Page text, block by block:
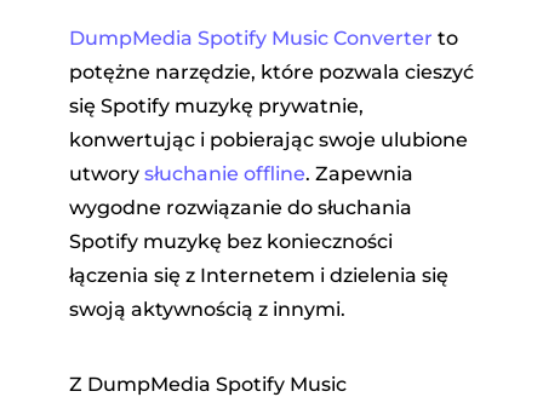
DumpMedia Spotify Music Converter to
potężne narzędzie, które pozwala cieszyć
się Spotify muzykę prywatnie,
konwertując i pobierając swoje ulubione
utwory słuchanie offline. Zapewnia
wygodne rozwiązanie do słuchania
Spotify muzykę bez konieczności
łączenia się z Internetem i dzielenia się
swoją aktywnością z innymi.
Z DumpMedia Spotify Music